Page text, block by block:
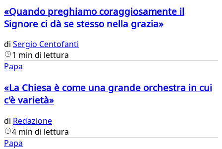
«Quando preghiamo coraggiosamente il
Signore ci dà se stesso nella grazia»
di Sergio Centofanti
1 min di lettura
Papa
«La Chiesa è come una grande orchestra in cui
c'è varietà»
di Redazione
4 min di lettura
Papa